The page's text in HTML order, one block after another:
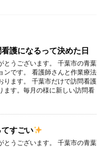
護になるって決めた日
とうございます。 千葉市の青葉
ンです。 看護師さんと作業療法
ります。 千葉市だけで訪問看護
ます。毎月の様に新しい訪問看
すごい
とうございます。 千葉市の青葉